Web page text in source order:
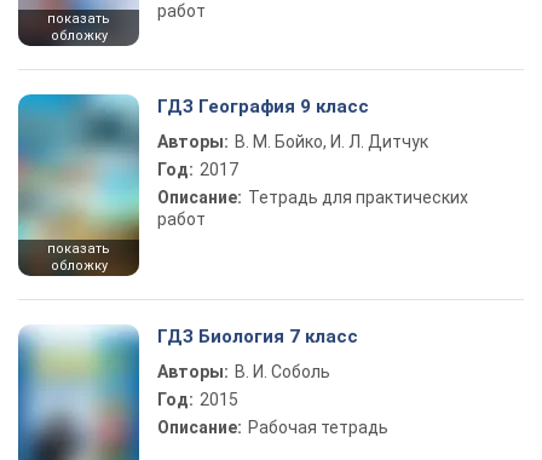
показать
обложку
работ
показать
обложку
ГДЗ География 9 класс
Авторы: В. М. Бойко, И. Л. Дитчук
Год: 2017
Описание: Тетрадь для практических
работ
ГДЗ Биология 7 класс
Авторы: В. И. Соболь
Год: 2015
Описание: Рабочая тетрадь